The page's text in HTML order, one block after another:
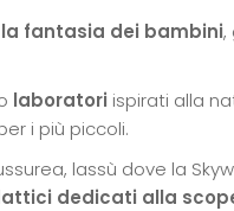
fantasia dei bambini,
laboratori ispirati alla
i più piccoli.
lassù dove la
dedicati alla